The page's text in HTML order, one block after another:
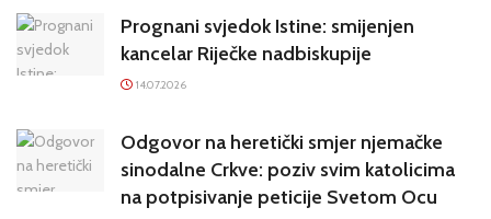
Prognani svjedok Istine: smijenjen
kancelar Riječke nadbiskupije
14.07.2026
Odgovor na heretički smjer njemačke
sinodalne Crkve: poziv svim katolicima
na potpisivanje peticije Svetom Ocu